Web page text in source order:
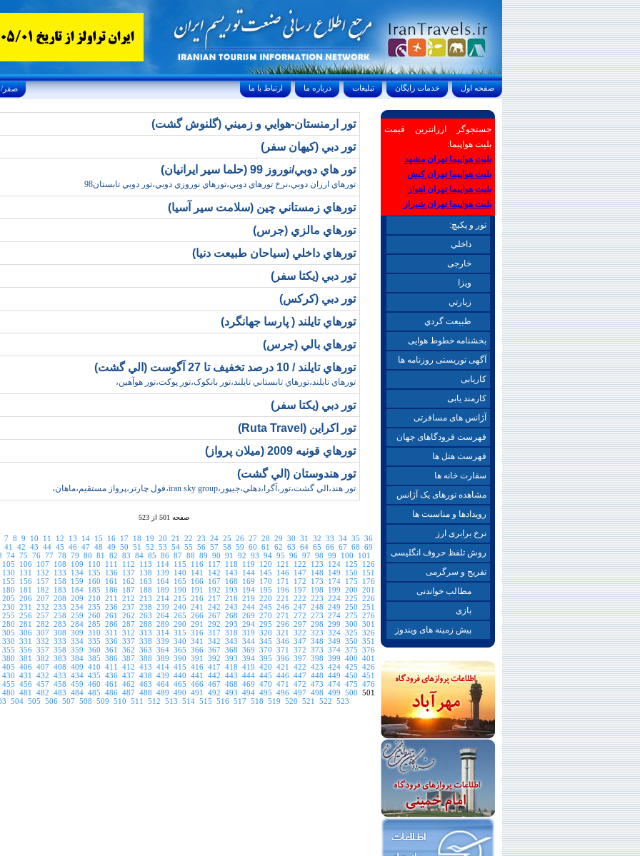
Saturday, August 8, 2026 25/صفر/1448 ارتباط با ما درباره ما تبليغات خدمات رايگان صفحه اول
تور ارمنستان-هوايي و زميني (گلنوش گشت)
تور دبي (کيهان سفر)
تور هاي دوبي/نوروز 99 (حلما سير ايرانيان)
تورهاي ارزان دوبي،نرخ تورهاي دوبي،تورهاي نوروزي دوبي،تور دوبي تابستان98
تورهاي زمستاني چين (سلامت سير آسيا)
تورهاي مالزي (جرس)
تورهاي داخلي (سياحان طبيعت دنيا)
تور دبي (يکتا سفر)
تور دبي (کرکس)
تورهاي تايلند ( پارسا جهانگرد)
تورهاي بالي (جرس)
تورهاي تايلند / 10 درصد تخفيف تا 27 آگوست (الي گشت)
تورهاي تايلند،تورهاي تابستاني تايلند،تور بانکوک،تور پوکت،تور هوآهين،
تور دبي (يکتا سفر)
تور اکراين (Ruta Travel)
تورهاي قونيه 2009 (ميلان پرواز)
تور هندوستان (الي گشت)
تور هند،الي گشت،تور،آگرا،دهلي،جيپور،iran sky group،فول چارتر،پرواز مستقيم،ماهان،
صفحه 501 از 523
7 8 9 10 11 12 13 14 15 16 17 18 19 20 21 22 23 24 25 26 27 28 29 30 31 32 33 34 35 36
41
42 43 44 45 46 47 48 49 50 51 52 53 54 55 56 57 58 59 60 61 62 63 64 65 66 67 68 69
74 75 76 77 78 79 80 81 82 83 84 85 86 87 88 89 90 91 92 93 94 95 96 97 98 99 100
101
105
106 107 108 109 110 111 112 113 114 115 116 117 118 119 120 121 122 123 124 125
126
130
131 132 133 134 135 136 137 138 139 140 141 142 143 144 145 146 147 148 149 150
151
155
156 157 158 159 160 161 162 163 164 165 166 167 168 169 170 171 172 173 174 175
176
180
181 182 183 184 185 186 187 188 189 190 191 192 193 194 195 196 197 198 199 200 201
205 206 207 208 209 210 211 212 213 214 215 216 217 218 219 220 221 222 223 224 225 226
230 231 232 233 234 235 236 237 238 239 240 241 242 243 244 245 246 247 248 249 250 251
255 256 257 258 259 260 261 262 263 264 265 266 267 268 269 270 271 272 273 274 275 276
280 281 282 283 284 285 286 287 288 289 290 291 292 293 294 295 296 297 298 299 300 301
305 306 307 308 309 310 311 312 313 314 315 316 317 318 319 320 321 322 323 324 325 326
330 331 332 333 334 335 336 337 338 339 340 341 342 343 344 345 346 347 348 349 350 351
355 356 357 358 359 360 361 362 363 364 365 366 367 368 369 370 371 372 373 374 375 376
380 381 382 383 384 385 386 387 388 389 390 391 392 393 394 395 396 397 398 399 400 401
405 406 407 408 409 410 411 412 413 414 415 416 417 418 419 420 421 422 423 424 425 426
430 431 432 433 434 435 436 437 438 439 440 441 442 443 444 445 446 447 448 449 450 451
455 456 457 458 459 460 461 462 463 464 465 466 467 468 469 470 471 472 473 474 475 476
480 481 482 483 484 485 486 487 488 489 490 491 492 493 494 495 496 497 498 499 500 501
504 505 506 507 508 509 510 511 512 513 514 515 516 517 518 519 520 521 522 523
جستجوگر ارزانترین قیمت
بلیت هواپیما:
بلیت هواپیما تهران مشهد
بلیت هواپیما تهران کیش
بلیت هواپیما تهران اهواز
بلیت هواپیما تهران شیراز
تور و پکیچ:
داخلي
خارجی
ويزا
زيارتي
طبيعت گردي
بخشنامه خطوط هوایی
آگهی توریستی روزنامه ها
کاریابی
کارمند یابی
آژانس های مسافرتی
فهرست فرودگاهای جهان
فهرست هتل ها
سفارت خانه ها
مشاهده تورهای یک آژانس
رویدادها و مناسبت ها
نرخ برابری ارز
روش تلفظ حروف انگلیسی
تفریح و سرگرمی
مطالب خواندنی
بازی
پیش زمینه های ویندوز